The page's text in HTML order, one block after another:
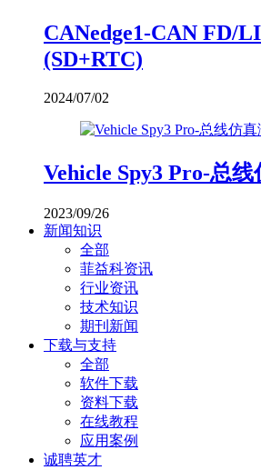
CANedge1-CAN FD/
(SD+RTC)
2024/07/02
Vehicle Spy3 Pro-总
2023/09/26
新闻知识
全部
菲益科资讯
行业资讯
技术知识
期刊新闻
下载与支持
全部
软件下载
资料下载
在线教程
应用案例
诚聘英才